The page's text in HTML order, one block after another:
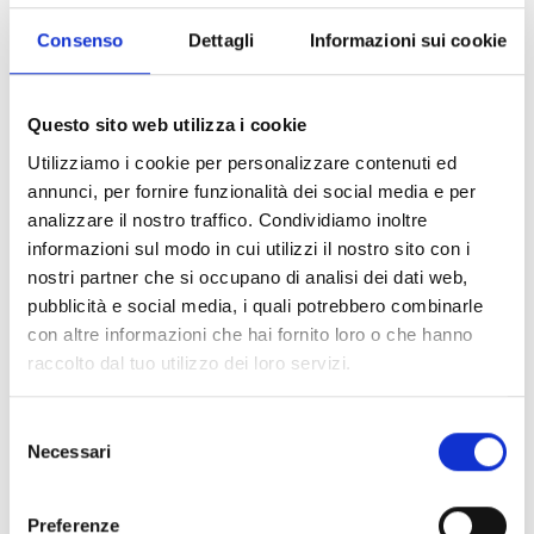
Consenso Dettagli Informazioni sui cookie
Questo sito web utilizza i cookie
Utilizziamo i cookie per personalizzare contenuti ed
annunci, per fornire funzionalità dei social media e per
analizzare il nostro traffico. Condividiamo inoltre
informazioni sul modo in cui utilizzi il nostro sito con i
nostri partner che si occupano di analisi dei dati web,
pubblicità e social media, i quali potrebbero combinarle
con altre informazioni che hai fornito loro o che hanno
raccolto dal tuo utilizzo dei loro servizi.
delNecessari
Preferenze
Portofino